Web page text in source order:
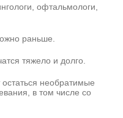
офтальмологи,
раньше.
тяжело и долго.
необратимые
в том числе со